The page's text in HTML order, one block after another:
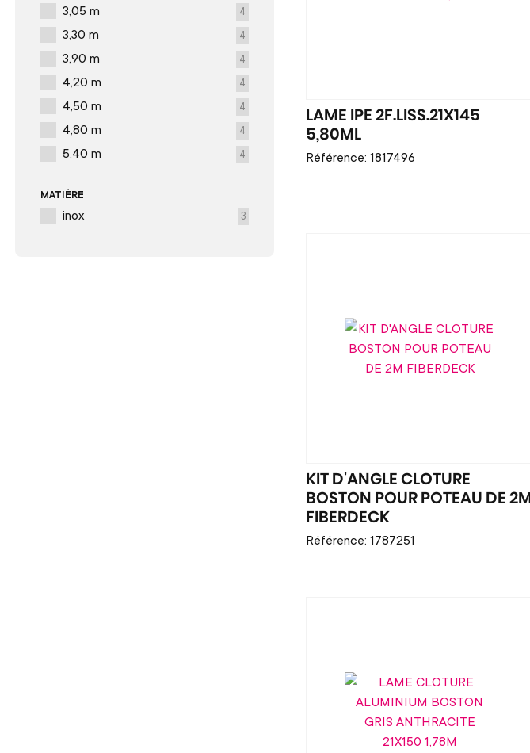
3,05 m 4
3,30 m 4
3,90 m 4
4,20 m 4
4,50 m 4
4,80 m 4
5,40 m 4
MATIÈRE
inox 3
LAME IPE 2F.LISS.21X145
5,80ML
Référence: 1817496
KIT D'ANGLE CLOTURE
BOSTON POUR POTEAU DE 2M
FIBERDECK
Référence: 1787251